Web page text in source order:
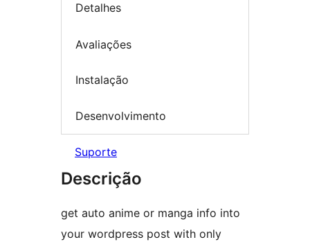
Detalhes
Avaliações
Instalação
Desenvolvimento
Suporte
Descrição
get auto anime or manga info into
your wordpress post with only